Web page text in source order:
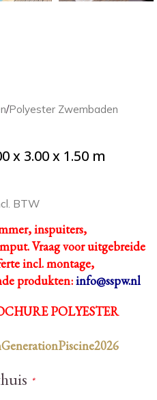
/Polyester Zwembaden
x 3.00 x 1.50 m
BTW
inspuiters,
Vraag voor uitgebreide
incl. montage,
produkten:info@sspw.nl
POLYESTER
*